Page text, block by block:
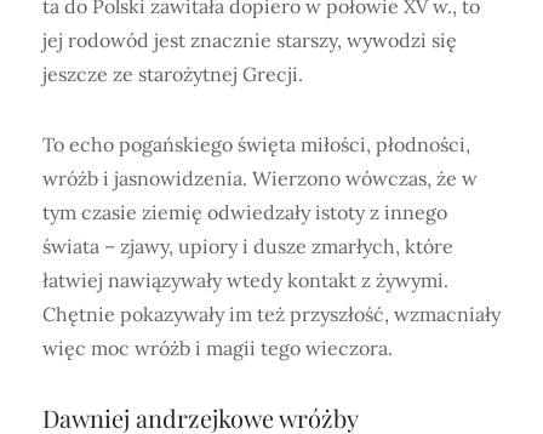
ta do Polski zawitała dopiero w połowie XV w., to
jej rodowód jest znacznie starszy, wywodzi się
jeszcze ze starożytnej Grecji.
To echo pogańskiego święta miłości, płodności,
wróżb i jasnowidzenia. Wierzono wówczas, że w
tym czasie ziemię odwiedzały istoty z innego
świata – zjawy, upiory i dusze zmarłych, które
łatwiej nawiązywały wtedy kontakt z żywymi.
Chętnie pokazywały im też przyszłość, wzmacniały
więc moc wróżb i magii tego wieczora.
Dawniej andrzejkowe wróżby